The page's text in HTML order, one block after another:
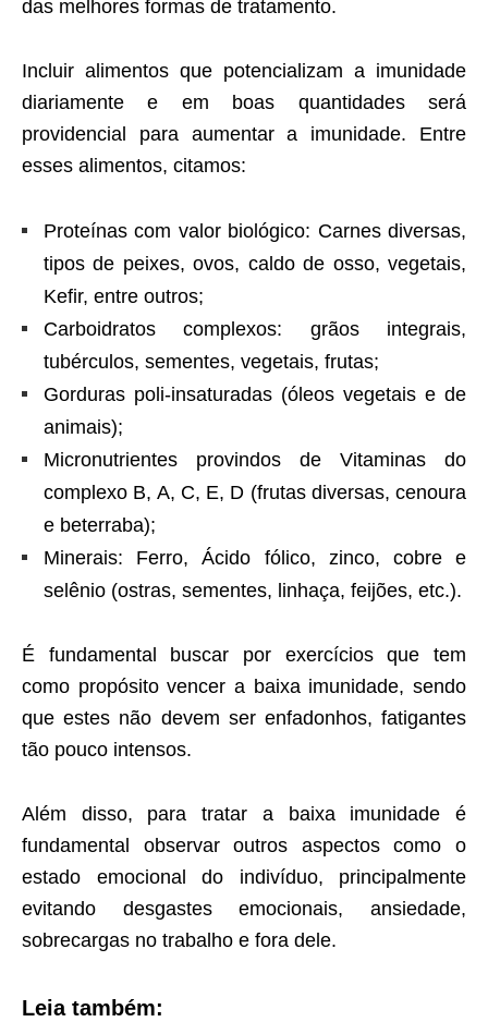
das melhores formas de tratamento.
Incluir alimentos que potencializam a imunidade
diariamente e em boas quantidades será
providencial para aumentar a imunidade. Entre
esses alimentos, citamos:
Proteínas com valor biológico: Carnes diversas,
tipos de peixes, ovos, caldo de osso, vegetais,
Kefir, entre outros;
Carboidratos complexos: grãos integrais,
tubérculos, sementes, vegetais, frutas;
Gorduras poli-insaturadas (óleos vegetais e de
animais);
Micronutrientes provindos de Vitaminas do
complexo B, A, C, E, D (frutas diversas, cenoura
e beterraba);
Minerais: Ferro, Ácido fólico, zinco, cobre e
selênio (ostras, sementes, linhaça, feijões, etc.).
É fundamental buscar por exercícios que tem
como propósito vencer a baixa imunidade, sendo
que estes não devem ser enfadonhos, fatigantes
tão pouco intensos.
Além disso, para tratar a baixa imunidade é
fundamental observar outros aspectos como o
estado emocional do indivíduo, principalmente
evitando desgastes emocionais, ansiedade,
sobrecargas no trabalho e fora dele.
Leia também: